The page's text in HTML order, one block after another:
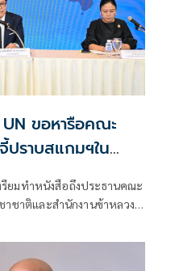
ขอหารือคณะ
ราบสแกมฯใน
ทอม แอนดรูว์ส'
ยมทำหนังสือถึงประธานคณะ
ชาติและสำนักงานข้าหลวง
มีหลายประเด็นที่ไม่เห็นด้วย
ม “สีหศักดิ์”